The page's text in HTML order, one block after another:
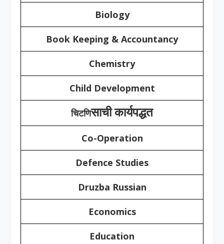
Biology
Book Keeping & Accountancy
Chemistry
Child Development
चिटणिसाची कार्यपद्धत
Co-Operation
Defence Studies
Druzba Russian
Economics
Education